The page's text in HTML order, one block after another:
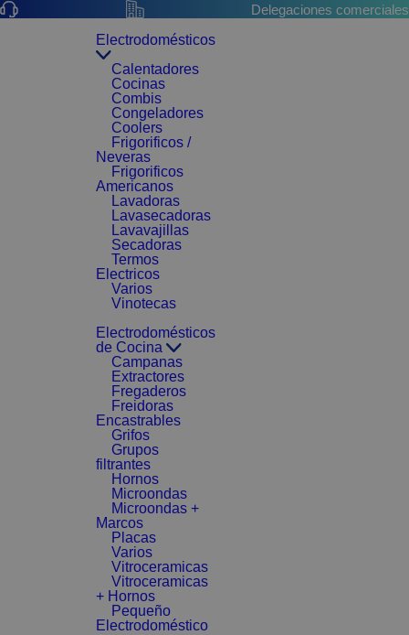
Delegaciones comerciales
Electrodomésticos
Calentadores
Cocinas
Combis
Congeladores
Coolers
Frigorificos /
Neveras
Frigorificos
Americanos
Lavadoras
Lavasecadoras
Lavavajillas
Secadoras
Termos
Electricos
Varios
Vinotecas
Electrodomésticos
de Cocina
Campanas
Extractores
Fregaderos
Freidoras
Encastrables
Grifos
Grupos
filtrantes
Hornos
Microondas
Microondas +
Marcos
Placas
Varios
Vitroceramicas
Vitroceramicas
+ Hornos
Pequeño
Electrodoméstico